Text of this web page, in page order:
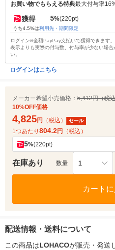
お買い物でもらえる特典最大付与率
獲得 5%(220pt)
うち4.5%は利用先・期間限定
ログイン&全額PayPay支払いで獲得できます
表示よりも実際の付与数、付与率が少ない場
い。
ログインはこちら
メーカー希望小売価格： 5,412円（税
10%OFF価格
4,825円 （税込） セール
1つあたり 804.2円 （税込）
5%(220pt)
在庫あり 数量 1
カート
配送情報・送料について
この商品はLOHACOが販売・発送